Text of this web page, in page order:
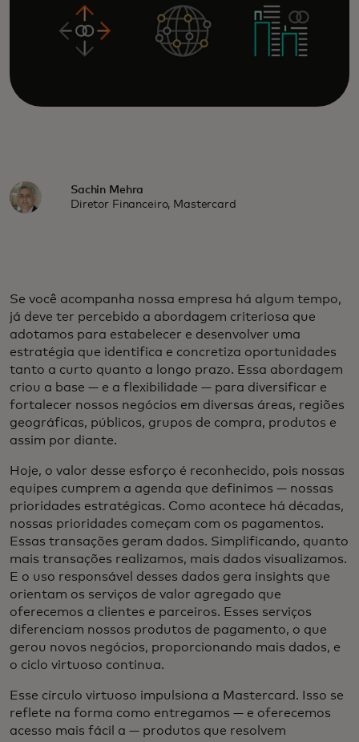
Sachin Mehra
Diretor Financeiro, Mastercard
Se você acompanha nossa empresa há algum tempo,
já deve ter percebido a abordagem criteriosa que
adotamos para estabelecer e desenvolver uma
estratégia que identifica e concretiza oportunidades
tanto a curto quanto a longo prazo. Essa abordagem
criou a base — e a flexibilidade — para diversificar e
fortalecer nossos negócios em diversas áreas, regiões
geográficas, públicos, grupos de compra, produtos e
assim por diante.
Hoje, o valor desse esforço é reconhecido, pois nossas
equipes cumprem a agenda que definimos — nossas
prioridades estratégicas. Como acontece há décadas,
nossas prioridades começam com os pagamentos.
Essas transações geram dados. Simplificando, quanto
mais transações realizamos, mais dados visualizamos.
E o uso responsável desses dados gera insights que
orientam os serviços de valor agregado que
oferecemos a clientes e parceiros. Esses serviços
diferenciam nossos produtos de pagamento, o que
gerou novos negócios, proporcionando mais dados, e
o ciclo virtuoso continua.
Esse círculo virtuoso impulsiona a Mastercard. Isso se
reflete na forma como entregamos — e oferecemos
acesso mais fácil a — produtos que resolvem